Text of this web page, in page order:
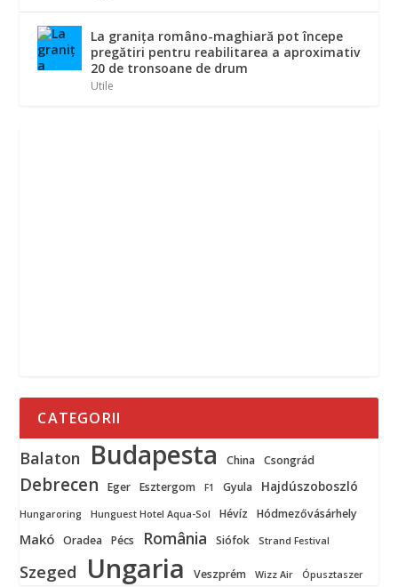
La graniţa româno-maghiară pot începe
pregătiri pentru reabilitarea a aproximativ
20 de tronsoane de drum
Utile
CATEGORII
Balaton Budapesta China Csongrád
Debrecen Eger Esztergom F1 Gyula Hajdúszoboszló
Hungaroring Hunguest Hotel Aqua-Sol Hévíz Hódmezővásárhely
Makó Oradea Pécs România Siófok Strand Festival
Szeged Ungaria Veszprém Wizz Air Ópusztaszer